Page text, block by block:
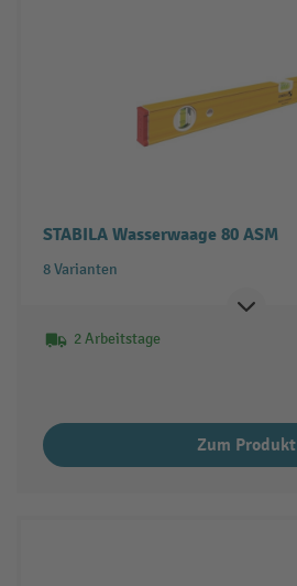
STABILA Wasserwaage 80 ASM
8 Varianten
2 Arbeitstage
Zum Produkt